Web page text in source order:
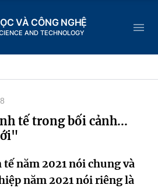
VÀ CÔNG NGHỆ
AND TECHNOLOGY
tế trong bối cảnh...
năm 2021 nói chung và
năm 2021 nói riêng là